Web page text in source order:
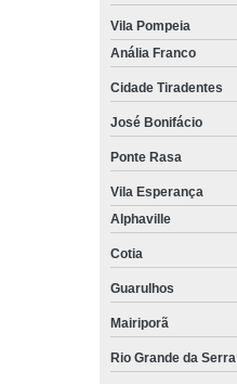
Vila Pompeia
Anália Franco
Cidade Tiradentes
José Bonifácio
Ponte Rasa
Vila Esperança
Alphaville
Cotia
Guarulhos
Mairiporã
Rio Grande da Serra